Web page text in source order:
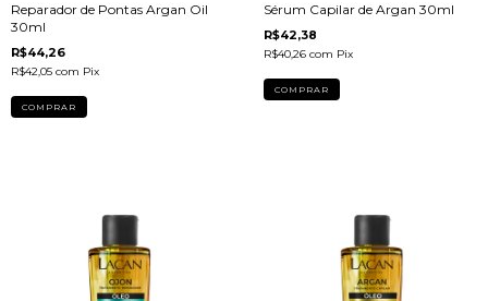
Reparador de Pontas Argan Oil
30ml
R$44,26
R$42,05 com Pix
Sérum Capilar de Argan 30ml
R$42,38
R$40,26 com Pix